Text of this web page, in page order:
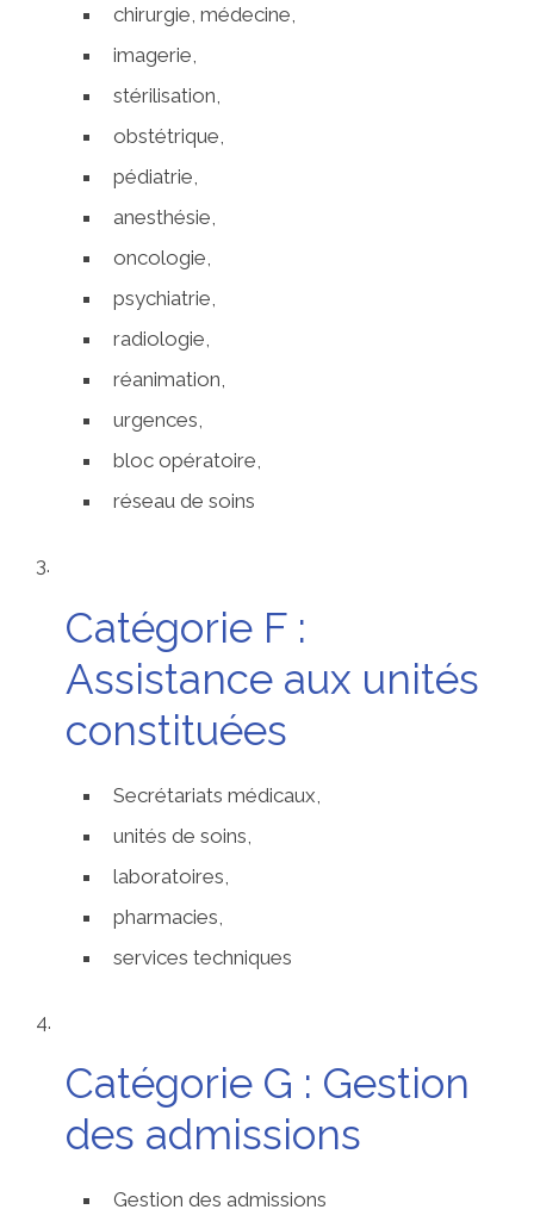
chirurgie, médecine,
imagerie,
stérilisation,
obstétrique,
pédiatrie,
anesthésie,
oncologie,
psychiatrie,
radiologie,
réanimation,
urgences,
bloc opératoire,
réseau de soins
Catégorie F :
Assistance aux unités
constituées
Secrétariats médicaux,
unités de soins,
laboratoires,
pharmacies,
services techniques
Catégorie G : Gestion
des admissions
Gestion des admissions